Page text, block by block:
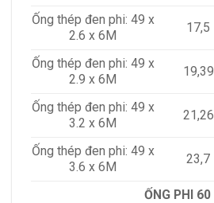
Ống thép đen phi: 49 x
2.6 x 6M
17,5
Ống thép đen phi: 49 x
2.9 x 6M
19,39
Ống thép đen phi: 49 x
3.2 x 6M
21,26
Ống thép đen phi: 49 x
3.6 x 6M
23,7
ỐNG PHI 60